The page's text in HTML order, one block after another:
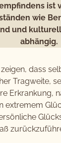
ist
wie
und
abhängig.
dass
Tragweite,
Erkrankung,
extremem